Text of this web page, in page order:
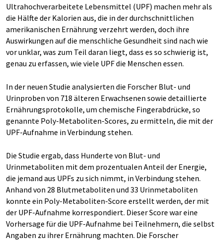
Ultrahochverarbeitete Lebensmittel (UPF) machen mehr als
die Hälfte der Kalorien aus, die in der durchschnittlichen
amerikanischen Ernährung verzehrt werden, doch ihre
Auswirkungen auf die menschliche Gesundheit sind nach wie
vor unklar, was zum Teil daran liegt, dass es so schwierig ist,
genau zu erfassen, wie viele UPF die Menschen essen.
In der neuen Studie analysierten die Forscher Blut- und
Urinproben von 718 älteren Erwachsenen sowie detaillierte
Ernährungsprotokolle, um chemische Fingerabdrücke, so
genannte Poly-Metaboliten-Scores, zu ermitteln, die mit der
UPF-Aufnahme in Verbindung stehen.
Die Studie ergab, dass Hunderte von Blut- und
Urinmetaboliten mit dem prozentualen Anteil der Energie,
die jemand aus UPFs zu sich nimmt, in Verbindung stehen.
Anhand von 28 Blutmetaboliten und 33 Urinmetaboliten
konnte ein Poly-Metaboliten-Score erstellt werden, der mit
der UPF-Aufnahme korrespondiert. Dieser Score war eine
Vorhersage für die UPF-Aufnahme bei Teilnehmern, die selbst
Angaben zu ihrer Ernährung machten. Die Forscher